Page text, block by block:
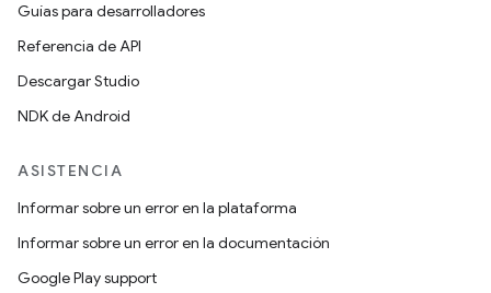
Guías para desarrolladores
Referencia de API
Descargar Studio
NDK de Android
ASISTENCIA
Informar sobre un error en la plataforma
Informar sobre un error en la documentación
Google Play support